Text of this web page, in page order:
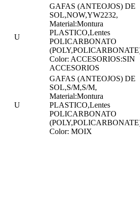
U
GAFAS (ANTEOJOS) DE
SOL,NOW,YW2232,
Material:Montura
PLASTICO,Lentes
POLICARBONATO
Color: ACCESORIOS:SIN
ACCESORIOS
U
GAFAS (ANTEOJOS) DE
SOL,S/M,S/M,
Material:Montura
PLASTICO,Lentes
POLICARBONATO
Color: MOIX